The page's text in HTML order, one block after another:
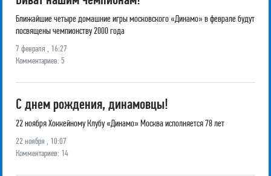
Ближайшие четыре домашние игры московского «Динамо» в феврале будут
посвящены чемпионству 2000 года
7 февраля , 16:27
Комментариев: 5
С днем рождения, динамовцы!
22 ноября Хоккейному Клубу «Динамо» Москва исполняется 78 лет
22 ноября , 10:07
Комментариев: 14